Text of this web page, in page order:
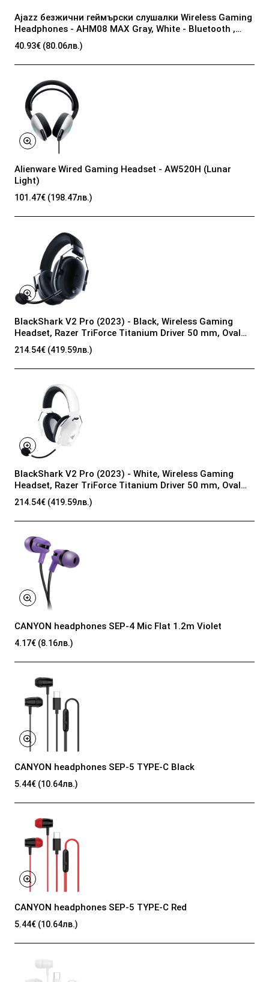
Ajazz безжични геймърски слушалки Wireless Gaming
Headphones - AHM08 MAX Gray, White - Bluetooth ,
2.4G
40.93€ (80.06лв.)
Alienware Wired Gaming Headset - AW520H (Lunar
Light)
101.47€ (198.47лв.)
BlackShark V2 Pro (2023) - Black, Wireless Gaming
Headset, Razer TriForce Titanium Driver 50 mm, Oval
Ear Cushions, Detachable Super Wideband microphone,
THX Spatial Audio, Type A Wireless (2.4 GHz), Bluetooth
5.2
214.54€ (419.59лв.)
BlackShark V2 Pro (2023) - White, Wireless Gaming
Headset, Razer TriForce Titanium Driver 50 mm, Oval
Ear Cushions, Detachable Super Wideband microphone,
THX Spatial Audio, Type A Wireless (2.4 GHz), Bluetooth
5.2
214.54€ (419.59лв.)
CANYON headphones SEP-4 Mic Flat 1.2m Violet
4.17€ (8.16лв.)
CANYON headphones SEP-5 TYPE-C Black
5.44€ (10.64лв.)
CANYON headphones SEP-5 TYPE-C Red
5.44€ (10.64лв.)